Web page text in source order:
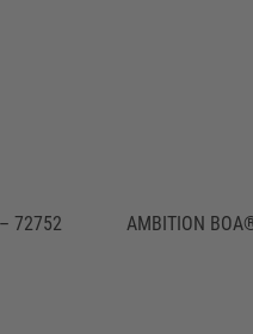
72752 AMBITION